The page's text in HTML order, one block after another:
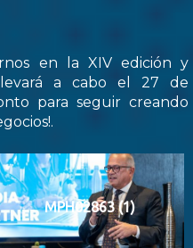
en la XIV edición y
a cabo el 27 de
para seguir creando
MPH02863 (1)